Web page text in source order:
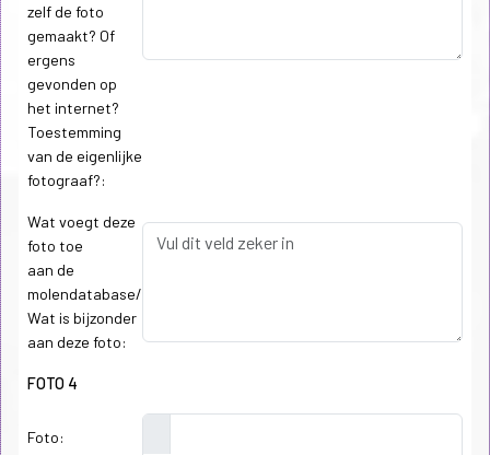
zelf de foto
gemaakt? Of
ergens
gevonden op
het internet?
Toestemming
van de eigenlijke
fotograaf?:
Wat voegt deze
foto toe
aan de
molendatabase/
Wat is bijzonder
aan deze foto:
FOTO 4
Foto: